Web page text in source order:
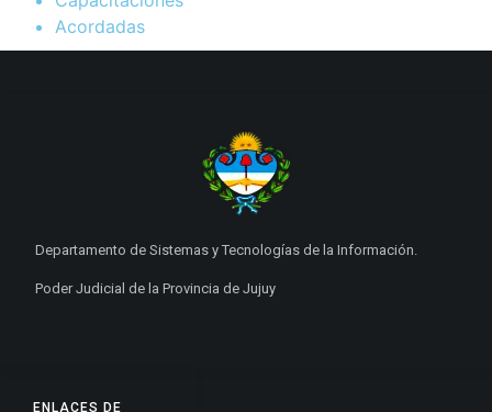
Acordadas
ENLACES DE
Departamento de Sistemas y Tecnologías de la Información.
Poder Judicial de la Provincia de Jujuy